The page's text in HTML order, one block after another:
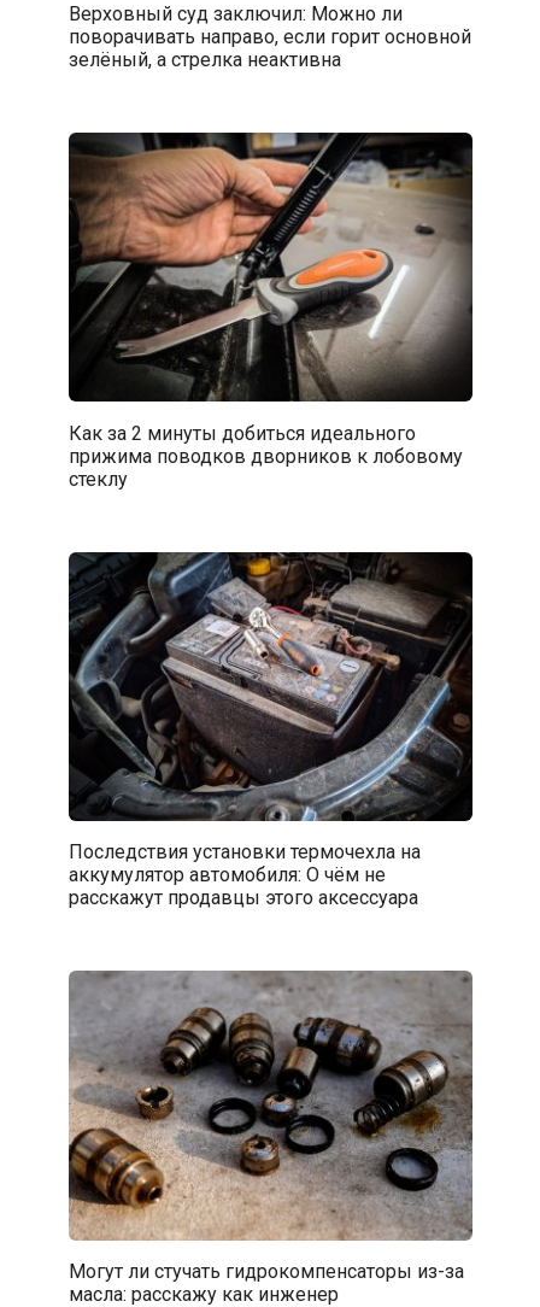
Верховный суд заключил: Можно ли
поворачивать направо, если горит основной
зелёный, а стрелка неактивна
Как за 2 минуты добиться идеального
прижима поводков дворников к лобовому
стеклу
Последствия установки термочехла на
аккумулятор автомобиля: О чём не
расскажут продавцы этого аксессуара
Могут ли стучать гидрокомпенсаторы из-за
масла: расскажу как инженер